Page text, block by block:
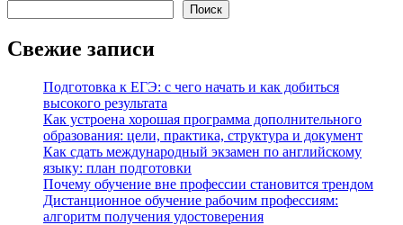
Поиск
Свежие записи
Подготовка к ЕГЭ: с чего начать и как добиться
высокого результата
Как устроена хорошая программа дополнительного
образования: цели, практика, структура и документ
Как сдать международный экзамен по английскому
языку: план подготовки
Почему обучение вне профессии становится трендом
Дистанционное обучение рабочим профессиям:
алгоритм получения удостоверения